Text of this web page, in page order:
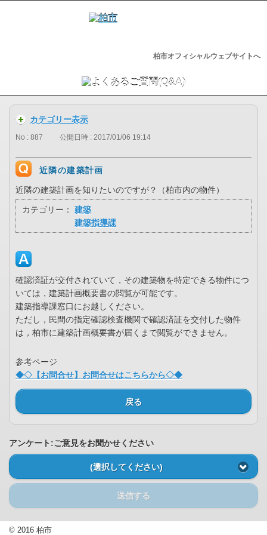
柏市オフィシャルウェブサイトへ
カテゴリー表示
No : 887 公開日時 : 2017/01/06 19:14
近隣の建築計画
近隣の建築計画を知りたいのですが？（柏市内の物件）
カテゴリー：
建築
建築指導課
確認済証が交付されていて，その建築物を特定できる物件につ
いては，建築計画概要書の閲覧が可能です。
建築指導課窓口にお越しください。
ただし，民間の指定確認検査機関で確認済証を交付した物件
は，柏市に建築計画概要書が届くまで閲覧ができません。
参考ページ
◆◇【お問合せ】お問合せはこちらから◇◆
戻る
アンケート:ご意見をお聞かせください
(選択してください)
送信する
© 2016 柏市